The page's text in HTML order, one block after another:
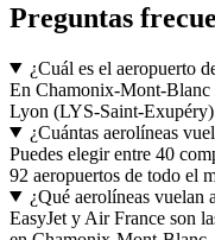
Preguntas
¿Cuál es el aeropuerto
En Chamonix-Mont-Blanc
Lyon (LYS-Saint-
¿Cuántas aerolíneas
Puedes elegir entre 40
92 aeropuertos de todo el
¿Qué aerolíneas
EasyJet y Air France son